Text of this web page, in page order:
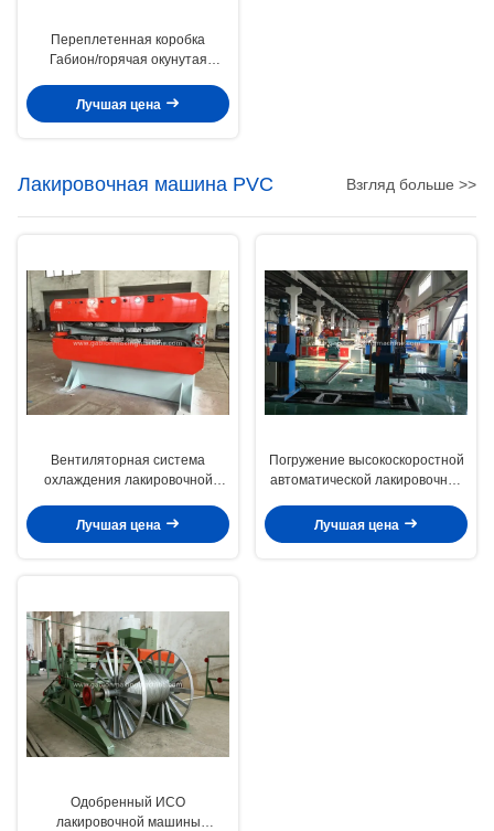
Переплетенная коробка
Габион/горячая окунутая
ячеистая сеть для потока
Лучшая цена
Лакировочная машина PVC Взгляд больше >>
Вентиляторная система
охлаждения лакировочной
покрытия электрического
провода
Лучшая цена
Погружение высокоскоростной
автоматической лакировочной
гальванизированное с
толщиной 1мм
Лучшая цена
Одобренный ИСО
лакировочной машины